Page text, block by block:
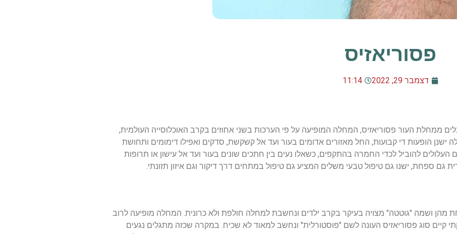
פסוריאזיס
דצמבר 29, 2022 11:14
ממחלת העור פסוריאזיס, המחלה המופיעה על פי הערכות בשני אחוזים בקרב האוכלוסייה העולמית,
הופעות די קבועות, החל מאזורים אדומים בעור ועד אל קשקשת, סדקים ואפילו דימומים ותחושת
להוביל לכדי החמרה בהתקפים, כשאלו נעים בין חתכים שונים בעור ועד אל עישון או תרופות
ספחת, ישנו גם טיפול טבעי משלים המציע גם טיפול במתחים דרך דיקור וגם איזון תזונתי.
כאשר אחת מהן ושמה "גוטטה" מצויה בעיקר בקרב ילדים ונחשבת למחלה חולפת ולא כרונית. המחלה מופיעה לרוב
קיים סוג פסוריאזיס העונה לשם "פוסטורלית" ונחשב למאוד לא שכיח. במקרה שכזה מתגלים נגעים